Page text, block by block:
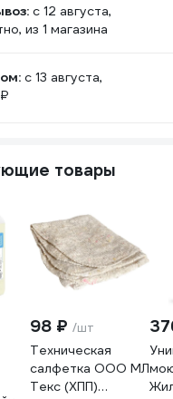
c 12 августа,
, из 1 магазина
c 13 августа,
товары
98 ₽ /шт
Техническая
салфетка ООО МЛ
Текс (ХПП)